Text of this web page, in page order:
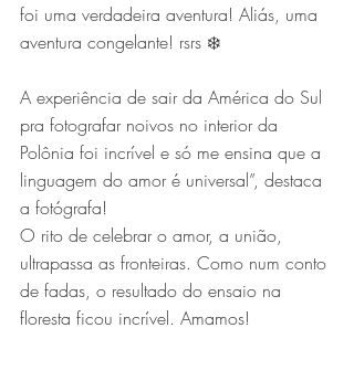
foi uma verdadeira aventura! Aliás, uma
aventura congelante! rsrs ❄️
A experiência de sair da América do Sul
pra fotografar noivos no interior da
Polônia foi incrível e só me ensina que a
linguagem do amor é universal”, destaca
a fotógrafa!
O rito de celebrar o amor, a união,
ultrapassa as fronteiras. Como num conto
de fadas, o resultado do ensaio na
floresta ficou incrível. Amamos!